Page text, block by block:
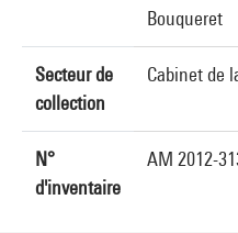
Bouqueret
Secteur de
collection
Cabinet de
N°
d'inventaire
AM 2012-